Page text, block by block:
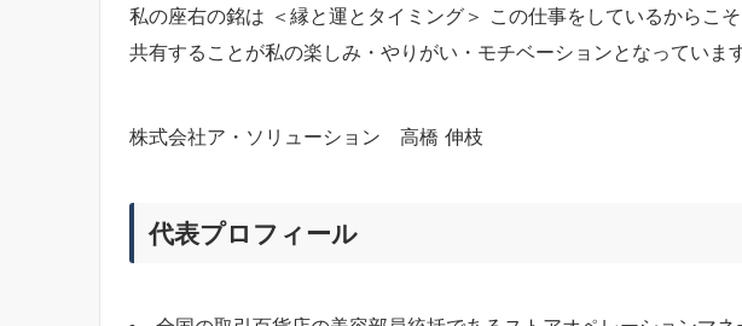
私の座右の銘は ＜縁と運とタイミング＞ この仕事をしているからこ
共有することが私の楽しみ・やりがい・モチベーションとなっています
株式会社ア・ソリューション 高橋 伸枝
代表プロフィール